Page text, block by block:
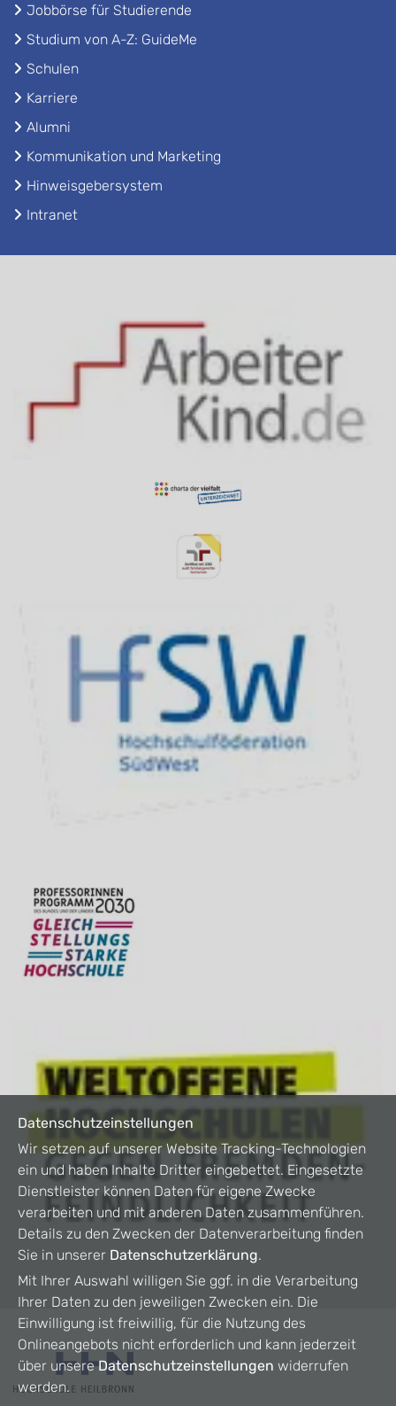
Jobbörse für Studierende
Studium von A-Z: GuideMe
Schulen
Karriere
Alumni
Kommunikation und Marketing
Hinweisgebersystem
Intranet
Datenschutzeinstellungen
Wir setzen auf unserer Website Tracking-Technologien
ein und haben Inhalte Dritter eingebettet. Eingesetzte
Dienstleister können Daten für eigene Zwecke
verarbeiten und mit anderen Daten zusammenführen.
Details zu den Zwecken der Datenverarbeitung finden
Sie in unserer Datenschutzerklärung.
Mit Ihrer Auswahl willigen Sie ggf. in die Verarbeitung
Ihrer Daten zu den jeweiligen Zwecken ein. Die
Einwilligung ist freiwillig, für die Nutzung des
Onlineangebots nicht erforderlich und kann jederzeit
über unsereDatenschutzeinstellungen widerrufen
werden.